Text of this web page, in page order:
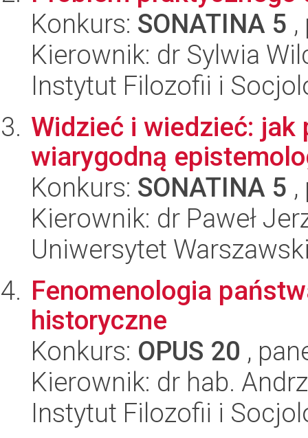
Konkurs: SONATINA 5
Kierownik: dr Sylwia
Instytut Filozofii i
Widzieć i wiedzieć:
wiarygodną
Konkurs: SONATINA 5
Kierownik: dr Paweł
Uniwersytet
Fenomenologia
historyczne
Konkurs: OPUS 20 ,
Kierownik: dr hab.
Instytut Filozofii i